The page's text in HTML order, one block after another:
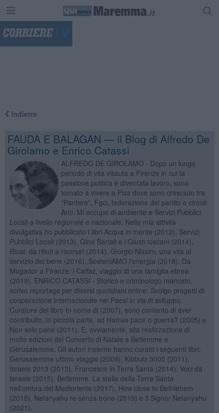
Indietro
FAUDA E BALAGAN — il Blog di Alfredo De
Girolamo e Enrico Catassi
ALFREDO DE GIROLAMO - Dopo un lungo
periodo di vita vissuta a Firenze in cui la
passione politica è diventata lavoro, sono
tornato a vivere a Pisa dove sono cresciuto tra
“Pantere”, Fgci, federazione del partito e circoli
Arci. Mi occupo di ambiente e Servizi Pubblici
Locali a livello regionale e nazionale. Nella mia attività
divulgativa ho pubblicato i libri Acqua in mente (2012), Servizi
Pubblici Locali (2013), Gino Bartali e i Giusti toscani (2014),
Riusi: da rifiuti a risorse! (2014), Giorgio Nissim, una vita al
servizio del bene (2016), SosteniAMO l'energia (2018), Da
Mogador a Firenze: i Caffaz, viaggio di una famiglia ebrea
(2019). ENRICO CATASSI - Storico e criminologo mancato,
scrivo reportage per diversi quotidiani online. Svolgo progetti di
cooperazione internazionale nei Paesi in via di sviluppo.
Curatore del libro In nome di (2007), sono contento di aver
contribuito, in piccola parte, ad Hamas pace o guerra? (2005) e
Non solo pane (2011). E, ovviamente, alla realizzazione di
molte edizioni del Concerto di Natale a Betlemme e
Gerusalemme. Gli autori insieme hanno curato i seguenti libri:
Gerusalemme ultimo viaggio (2009), Kibbutz 3000 (2011),
Israele 2013 (2013), Francesco in Terra Santa (2014). Voci da
Israele (2015), Betlemme. La stella della Terra Santa
nell'ombra del Medioriente (2017), How close to Bethlehem
(2018), Netanyahu re senza trono (2019) e Il Signor Netanyahu
(2021).